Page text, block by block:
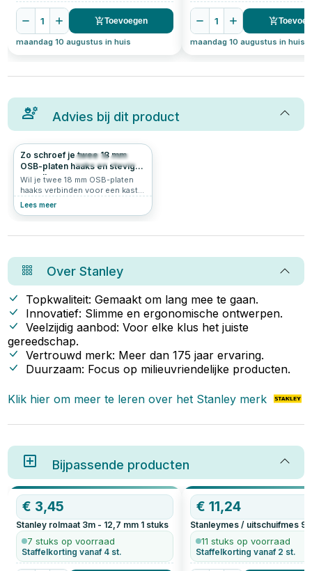
1 Toevoegen
maandag 10 augustus in huis
1
maandag 10 augustus in huis
Advies bij dit product
693 0.0
Zo schroef je twee 18 mm
OSB-platen haaks en stevig
aan elkaar
Wil je twee 18 mm OSB-platen
haaks verbinden voor een kast,
werkbank of wand? Kies niet
we precies zien welke
schroeven je nodig hebt
(spoiler: Woodies 4x50 mm),
waarom je beter wél kunt
voorboren (2–3 mm), en hoe je
stap voor stap een nette,
haakse en duurzame verbinding
maakt.
Lees meer
OverStanley
Topkwaliteit: Gemaakt om lang mee te gaan.
Innovatief: Slimme en ergonomische ontwerpen.
Veelzijdig aanbod: Voor elke klus het juiste
gereedschap.
Vertrouwd merk: Meer dan 175 jaar ervaring.
Duurzaam: Focus op milieuvriendelijke producten.
Klik hier om meer te leren over het Stanley merk
Bijpassende producten
€ 3,45
Stanley rolmaat 3m - 12,7 mm 1 stuks
7 stuks op voorraad
Staffelkorting vanaf 4 st.
€11,24
Stanleymes / uitschuifmes
11 stuks op voorraad
Staffelkorting vanaf 2 st.